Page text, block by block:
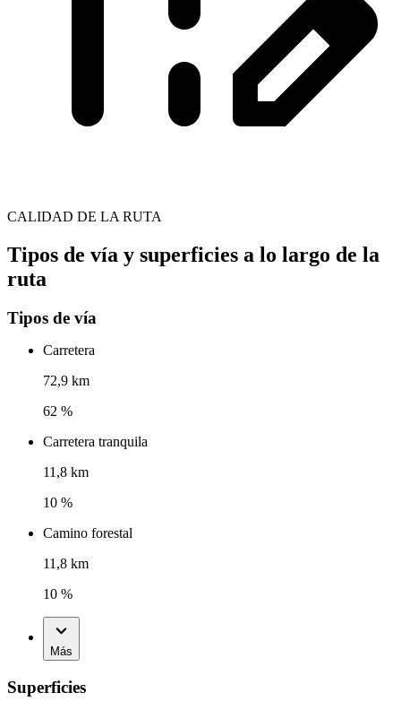
CALIDAD DE LA RUTA
Tipos de vía y superficies a lo largo de la
ruta
Tipos de vía
Carretera
72,9 km
62 %
Carretera tranquila
11,8 km
10 %
Camino forestal
11,8 km
10 %
Más
Superficies